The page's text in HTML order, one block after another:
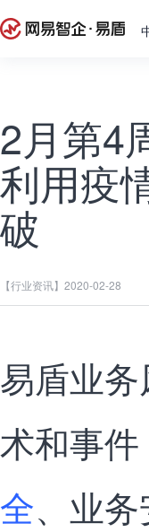
2月第4
利用疫
破
【行业资讯】 2020-02-28
易盾业
术和事
全、业